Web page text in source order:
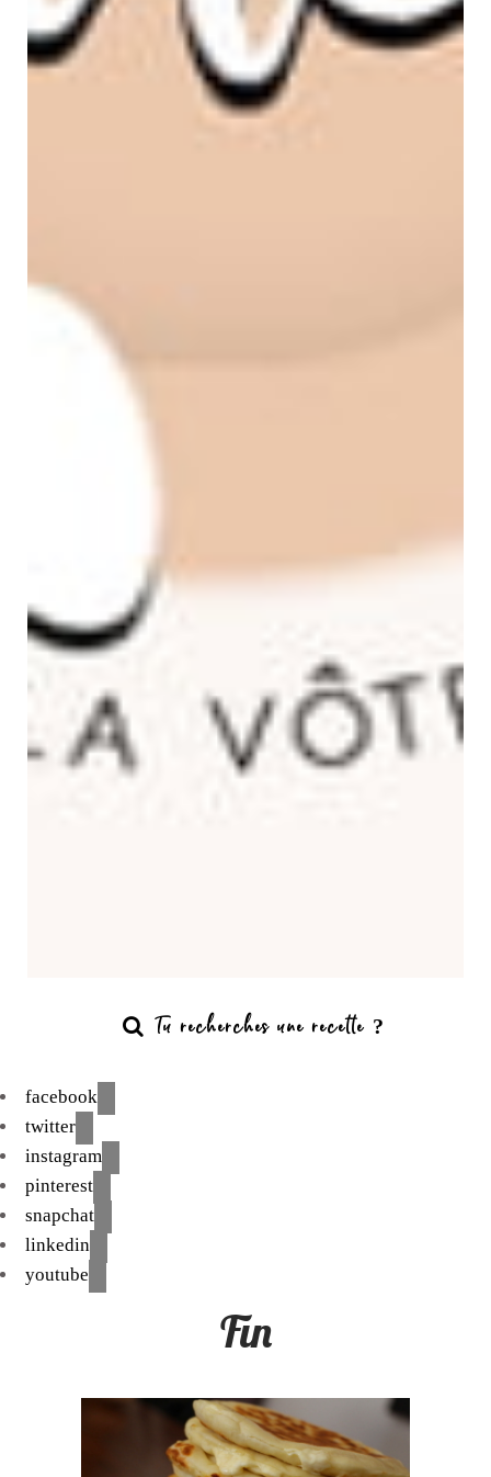
facebook
twitter
instagram
pinterest
snapchat
linkedin
youtube
Fin